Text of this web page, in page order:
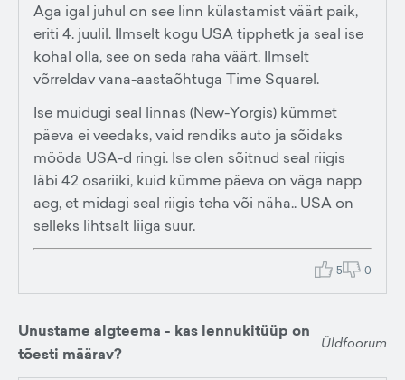
Aga igal juhul on see linn külastamist väärt paik,
eriti 4. juulil. Ilmselt kogu USA tipphetk ja seal ise
kohal olla, see on seda raha väärt. Ilmselt
võrreldav vana-aastaõhtuga Time Squarel.
Ise muidugi seal linnas (New-Yorgis) kümmet
päeva ei veedaks, vaid rendiks auto ja sõidaks
mööda USA-d ringi. Ise olen sõitnud seal riigis
läbi 42 osariiki, kuid kümme päeva on väga napp
aeg, et midagi seal riigis teha või näha.. USA on
selleks lihtsalt liiga suur.
5 0
Unustame algteema - kas lennukitüüp on
tõesti määrav?
Üldfoorum